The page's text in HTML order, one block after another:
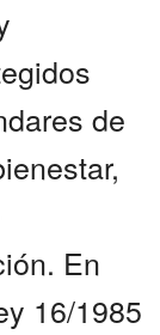
de
En
16/1985